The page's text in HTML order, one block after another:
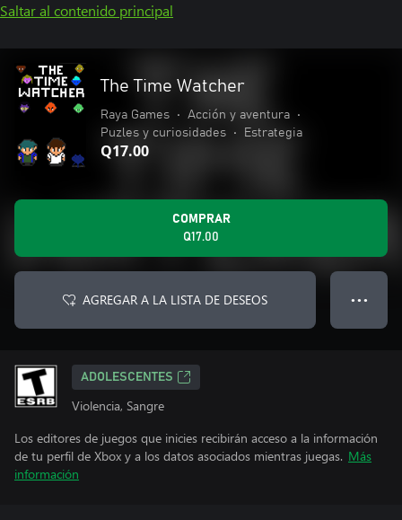
Saltar al contenido principal
The Time Watcher
Raya Games • Acción y aventura
•
Puzles y curiosidades
• Estrategia
Q17.00
COMPRAR
Q17.00
AGREGAR A LA LISTA DE DESEOS ● ● ●
ADOLESCENTES
Violencia, Sangre
Los editores de juegos que inicies recibirán acceso a la información
de tu perfil de Xbox y a los datos asociados mientras juegas. Más
información